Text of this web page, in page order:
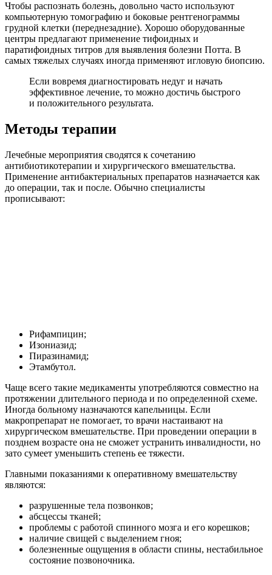
Чтобы распознать болезнь, довольно часто используют
компьютерную томографию и боковые рентгенограммы
грудной клетки (переднезадние). Хорошо оборудованные
центры предлагают применение тифоидных и
паратифоидных титров для выявления болезни Потта. В
самых тяжелых случаях иногда применяют игловую биопсию.
Если вовремя диагностировать недуг и начать
эффективное лечение, то можно достичь быстрого
и положительного результата.
Методы терапии
Лечебные мероприятия сводятся к сочетанию
антибиотикотерапии и хирургического вмешательства.
Применение антибактериальных препаратов назначается как
до операции, так и после. Обычно специалисты
прописывают:
Рифампицин;
Изониазид;
Пиразинамид;
Этамбутол.
Чаще всего такие медикаменты употребляются совместно на
протяжении длительного периода и по определенной схеме.
Иногда больному назначаются капельницы. Если
макропрепарат не помогает, то врачи настаивают на
хирургическом вмешательстве. При проведении операции в
позднем возрасте она не сможет устранить инвалидности, но
зато сумеет уменьшить степень ее тяжести.
Главными показаниями к оперативному вмешательству
являются:
разрушенные тела позвонков;
абсцессы тканей;
проблемы с работой спинного мозга и его корешков;
наличие свищей с выделением гноя;
болезненные ощущения в области спины, нестабильное
состояние позвоночника.